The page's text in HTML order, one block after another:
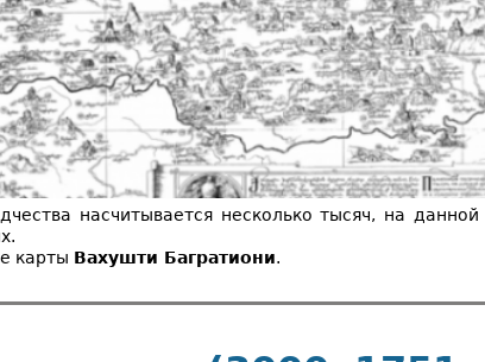
насчитывается несколько тысяч, на
карты Вахушти Багратиони.